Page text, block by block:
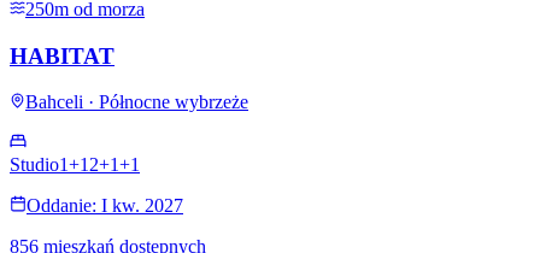
250m od morza
HABITAT
Bahceli · Północne wybrzeże
Studio1+12+1+1
Oddanie: I kw. 2027
856 mieszkań dostępnych